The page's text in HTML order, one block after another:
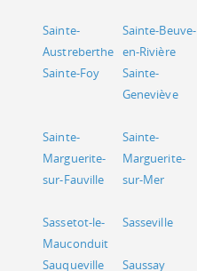
Sainte-
Austreberthe
Sainte-Beuve-
en-Rivière
Sainte-Foy
Sainte-
Geneviève
Sainte-
Marguerite-
sur-Fauville
Sainte-
Marguerite-
sur-Mer
Sassetot-le-
Mauconduit
Sasseville
Sauqueville
Saussay